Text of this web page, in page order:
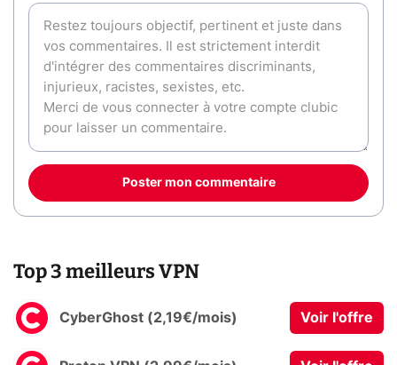
Poster mon commentaire
Top 3 meilleurs VPN
CyberGhost (2,19€/mois) Voir l'offre